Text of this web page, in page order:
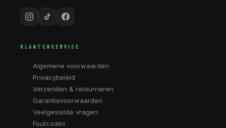
KLANTENSERVICE
Algemene voorwaarden
Privacybeleid
Verzenden & retourneren
Garantievoorwaarden
Veelgestelde vragen
Foutcodes